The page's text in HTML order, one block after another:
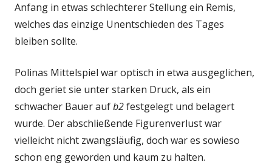
Anfang in etwas schlechterer Stellung ein Remis,
welches das einzige Unentschieden des Tages
bleiben sollte.
Polinas Mittelspiel war optisch in etwa ausgeglichen,
doch geriet sie unter starken Druck, als ein
schwacher Bauer aufb2festgelegt und belagert
wurde. Der abschließende Figurenverlust war
vielleicht nicht zwangsläufig, doch war es sowieso
schon eng geworden und kaum zu halten.